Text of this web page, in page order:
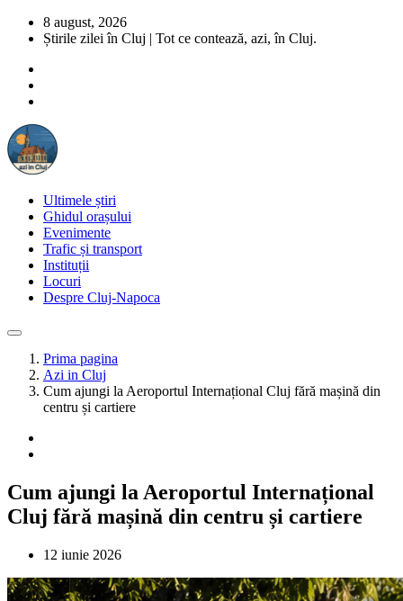
8 august, 2026
Știrile zilei în Cluj | Tot ce contează, azi, în Cluj.
Ultimele știri
Ghidul orașului
Evenimente
Trafic și transport
Instituții
Locuri
Despre Cluj-Napoca
Prima pagina
Azi in Cluj
Cum ajungi la Aeroportul Internațional Cluj fără mașină din
centru și cartiere
Cum ajungi la Aeroportul Internațional
Cluj fără mașină din centru și cartiere
12 iunie 2026